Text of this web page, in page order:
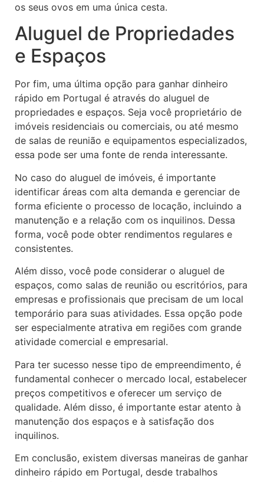
os seus ovos em uma única cesta.
Aluguel de Propriedades
e Espaços
Por fim, uma última opção para ganhar dinheiro
rápido em Portugal é através do aluguel de
propriedades e espaços. Seja você proprietário de
imóveis residenciais ou comerciais, ou até mesmo
de salas de reunião e equipamentos especializados,
essa pode ser uma fonte de renda interessante.
No caso do aluguel de imóveis, é importante
identificar áreas com alta demanda e gerenciar de
forma eficiente o processo de locação, incluindo a
manutenção e a relação com os inquilinos. Dessa
forma, você pode obter rendimentos regulares e
consistentes.
Além disso, você pode considerar o aluguel de
espaços, como salas de reunião ou escritórios, para
empresas e profissionais que precisam de um local
temporário para suas atividades. Essa opção pode
ser especialmente atrativa em regiões com grande
atividade comercial e empresarial.
Para ter sucesso nesse tipo de empreendimento, é
fundamental conhecer o mercado local, estabelecer
preços competitivos e oferecer um serviço de
qualidade. Além disso, é importante estar atento à
manutenção dos espaços e à satisfação dos
inquilinos.
Em conclusão, existem diversas maneiras de ganhar
dinheiro rápido em Portugal, desde trabalhos